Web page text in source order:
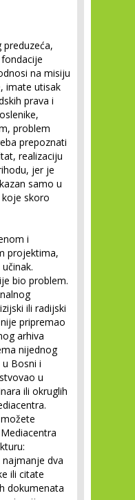
na misiju
imate utisak
prava i
problem
prepoznati
realizaciju
jer je
samo u
skoro
i
projektima,
bio problem.
ili radijski
pripremao
arhiva
nijednog
Bosni i
u
ili okruglih
dva
ili citate
dokumenata